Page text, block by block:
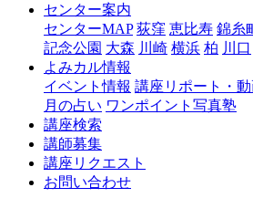
センター案内
センターMAP 荻窪 恵比寿 錦糸
記念公園 大森 川崎 横浜 柏 川口
よみカル情報
イベント情報 講座リポート・動
月の占い ワンポイント写真塾
講座検索
講師募集
講座リクエスト
お問い合わせ